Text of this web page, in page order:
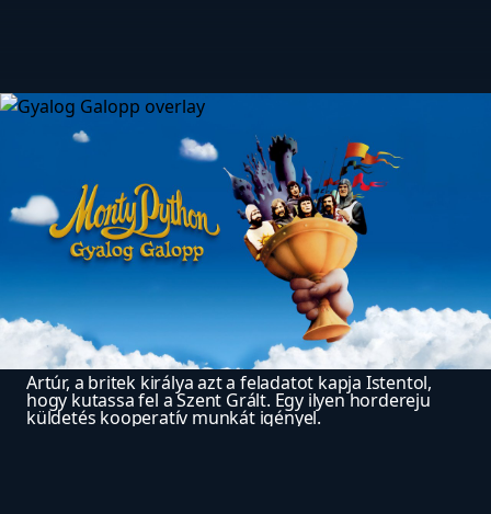
Artúr, a britek királya azt a feladatot kapja Istentol,
hogy kutassa fel a Szent Grált. Egy ilyen hordereju
küldetés kooperatív munkát igényel.